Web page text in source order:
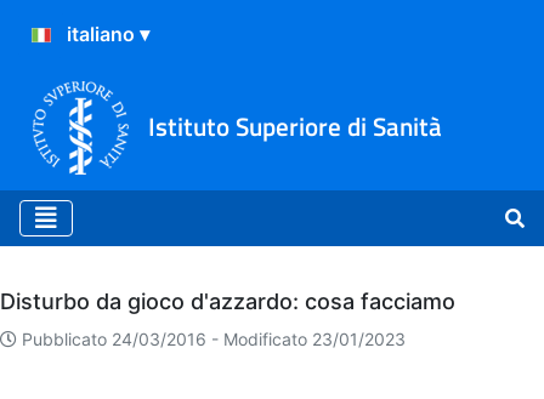
Istituto Superiore di Sanità
Archivio
Disturbo da gioco d'azzardo: cosa facciamo
Pubblicato 24/03/2016 - Modificato 23/01/2023